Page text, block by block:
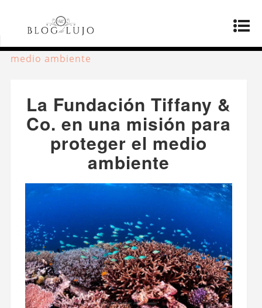
Página principal
La Fundación
Tiffany & Co. en una misión para proteger el
medio ambiente
La Fundación Tiffany &
Co. en una misión para
proteger el medio
ambiente